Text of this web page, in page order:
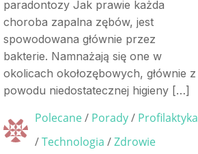
paradontozy Jak prawie każda
choroba zapalna zębów, jest
spowodowana głównie przez
bakterie. Namnażają się one w
okolicach okołozębowych, głównie z
powodu niedostatecznej higieny […]
Polecane/ Porady/ Profilaktyka
/Technologia /Zdrowie